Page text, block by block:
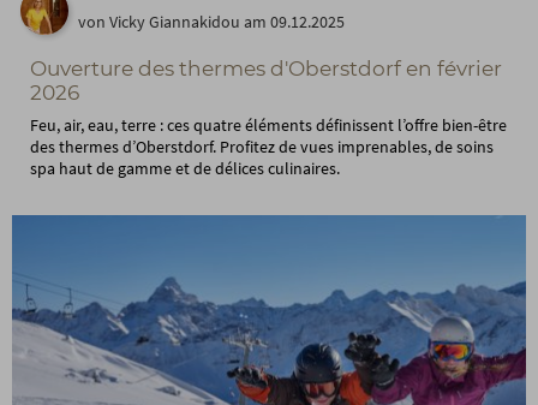
von Vicky Giannakidou am 09.12.2025
Ouverture des thermes d'Oberstdorf en février
2026
Feu, air, eau, terre : ces quatre éléments définissent l’offre bien-être
des thermes d’Oberstdorf. Profitez de vues imprenables, de soins
spa haut de gamme et de délices culinaires.